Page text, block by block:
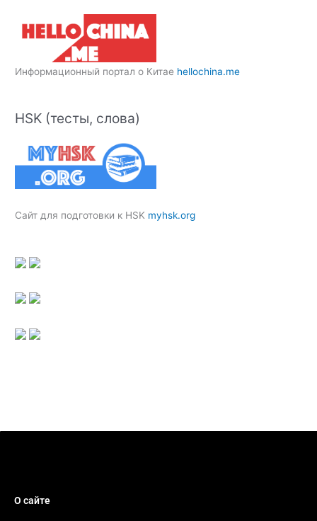
Информационный портал о Китае hellochina.me
HSK (тесты, слова)
Сайт для подготовки к HSK myhsk.org
О сайте